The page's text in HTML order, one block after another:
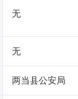
无
无
两当县公安局